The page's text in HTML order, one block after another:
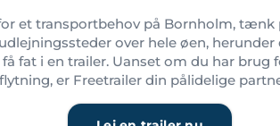
et transportbehov på Bornholm, tænk
over hele øen, herunder
fat i en trailer. Uanset om du har
er Freetrailer din pålidelige